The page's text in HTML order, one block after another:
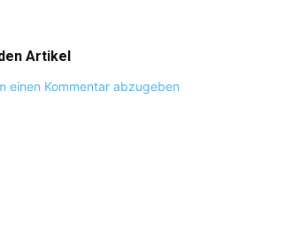
Artikel
einen Kommentar abzugeben